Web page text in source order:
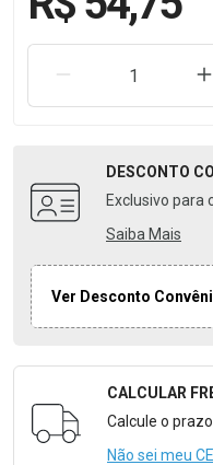
REMOVER UMA
DESCONTO
Exclusivo para
Saiba Mais
Ver Desconto
Formulário para
CALCULAR
Calcule o
Não sei meu